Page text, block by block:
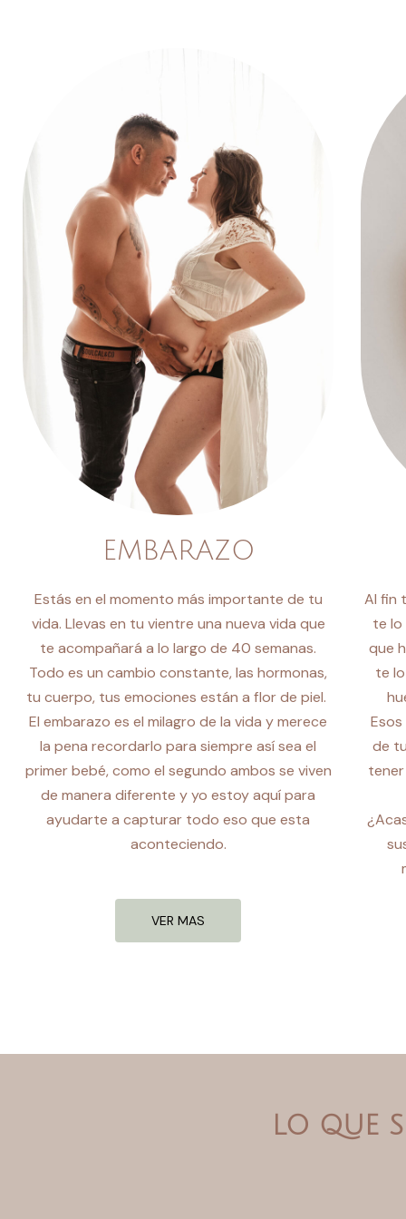
EMBARAZO
Estás en el momento más importante de tu
vida. Llevas en tu vientre una nueva vida que
te acompañará a lo largo de 40 semanas.
Todo es un cambio constante, las hormonas,
tu cuerpo, tus emociones están a flor de piel.
El embarazo es el milagro de la vida y merece
la pena recordarlo para siempre así sea el
primer bebé, como el segundo ambos se viven
de manera diferente y yo estoy aquí para
ayudarte a capturar todo eso que esta
aconteciendo.
VER MAS
Al fin
te lo
que
te
de
LO QUE